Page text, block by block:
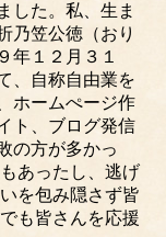
した。私、生ま
乃笠公徳（おり
年１２月３１
、自称自由業を
ホームぺージ作
ト、ブログ発信
の方が多かっ
あったし、逃げ
を包み隠さず皆
も皆さんを応援